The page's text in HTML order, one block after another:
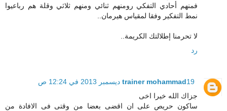
فمنهم أحادي التفكي رومنهم ثنائي ومنهم ثلاثي وقلة هم رباعيوا
نمط التفكير وفقا لمقياس هيرمان..
لا تحرمنا إطلالتك الكريمة..
رد
trainer mohammad19 ديسمبر 2013 في 12:24 ص
جزاك الله خيرا اخى
ساكون حريص على ان اقضى بعضا من وقتى فى الافادة من